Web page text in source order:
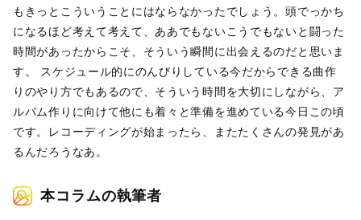
もきっとこういうことにはならなかったでしょう。頭でっかち
になるほど考えて考えて、ああでもないこうでもないと闘った
時間があったからこそ、そういう瞬間に出会えるのだと思いま
す。 スケジュール的にのんびりしている今だからできる曲作
りのやり方でもあるので、そういう時間を大切にしながら、ア
ルバム作りに向けて他にも着々と準備を進めている今日この頃
です。レコーディングが始まったら、またたくさんの発見があ
るんだろうなあ。
本コラムの執筆者